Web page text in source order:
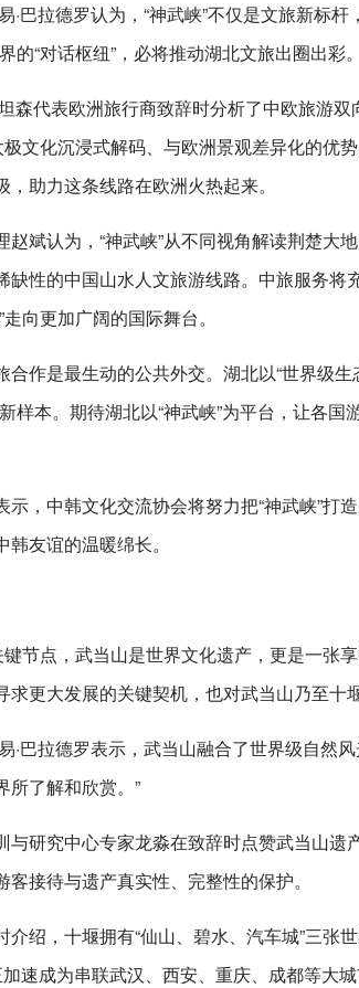
·巴拉德罗认为，“神武峡”不仅是文旅新标
“对话枢纽”，必将推动湖北文旅出圈出彩。
森代表欧洲旅行商致辞时分析了中欧旅游双
文化沉浸式解码、与欧洲景观差异化的优势
助力这条线路在欧洲火热起来。
斌认为，“神武峡”从不同视角解读荆楚大
性的中国山水人文旅游线路。中旅服务将
向更加广阔的国际舞台。
作是最生动的公共外交。湖北以“世界级生
样本。期待湖北以“神武峡”为平台，让各国
，中韩文化交流协会将努力把“神武峡”打
友谊的温暖绵长。
节点，武当山是世界文化遗产，更是一张
更大发展的关键契机，也对武当山乃至十
·巴拉德罗表示，武当山融合了世界级自然
所了解和欣赏。”
研究中心专家龙淼在致辞时点赞武当山遗
接待与遗产真实性、完整性的保护。
绍，十堰拥有“仙山、碧水、汽车城”三张
速成为串联武汉、西安、重庆、成都等大城